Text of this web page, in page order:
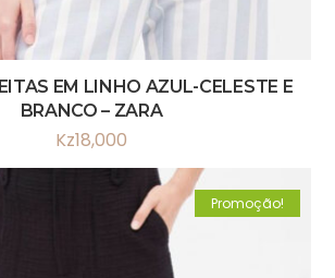
EM LINHO AZUL-CELESTE E
BRANCO – ZARA
Kz18,000
Promoção!